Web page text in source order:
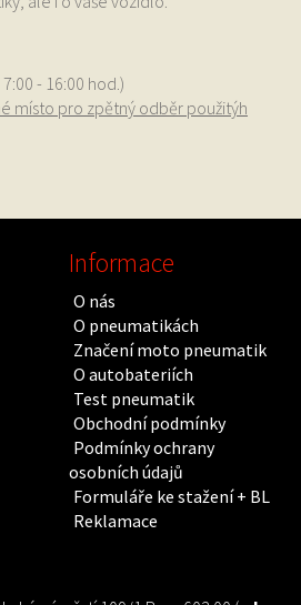
- 16:00 hod.)
místo pro zpětný odběr použitýh
Informace
O nás
O pneumatikách
Značení moto pneumatik
O autobateriích
Test pneumatik
Obchodní podmínky
Podmínky ochrany
osobních údajů
Formuláře ke stažení + BL
Reklamace